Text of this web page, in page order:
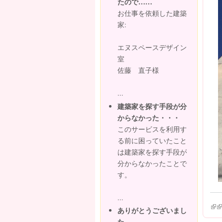
お仕事を依頼した建築
家:
エヌスペースデザイン
室
佐藤 直子様
...
建築家を探す手段が分
からなかった・・・
このサービスを利用す
る前に困っていたこと
は建築家を探す手段が
分からなかったことで
す。
...
ありがとうございまし